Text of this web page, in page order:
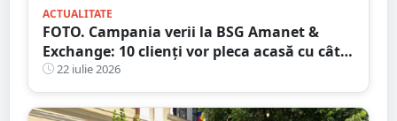
ACTUALITATE
FOTO. Campania verii la BSG Amanet &
Exchange: 10 clienți vor pleca acasă cu câte
1.000 EURO CASH!
22 iulie 2026